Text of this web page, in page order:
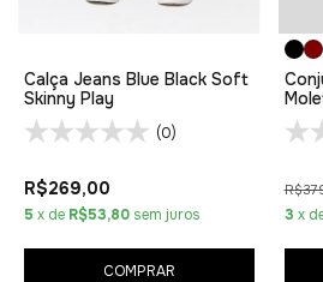
Calça Jeans Blue Black Soft
Skinny Play
(0)
R$269,00
5 x de R$53,80 sem juros
COMPRAR
3 x